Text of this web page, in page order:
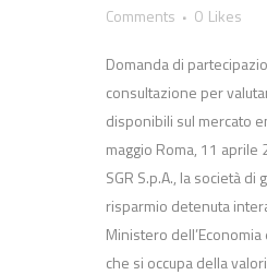
Comments
0 Likes
Domanda di
consultazione per
disponibili sul mercato
maggio Roma, 11 aprile
SGR S.p.A., la società di
risparmio detenuta
Ministero
che si occupa della